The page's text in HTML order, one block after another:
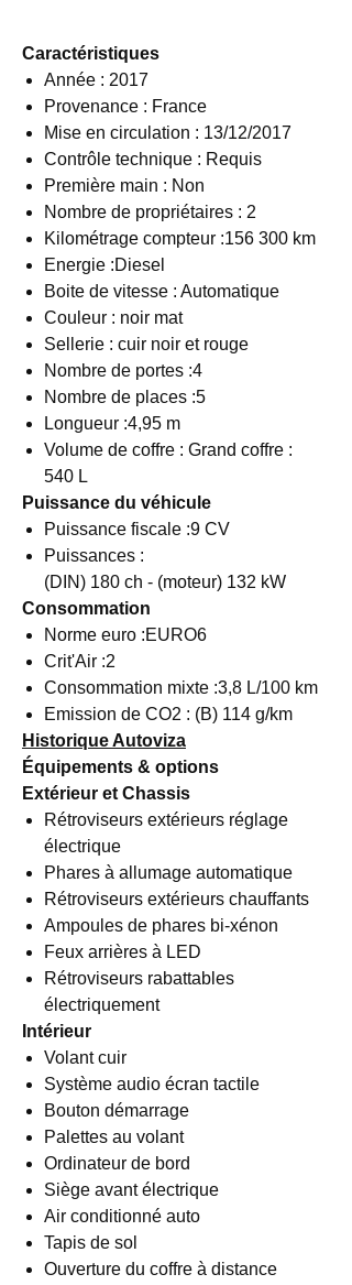
Caractéristiques
Année : 2017
Provenance : France
Mise en circulation : 13/12/2017
Contrôle technique : Requis
Première main : Non
Nombre de propriétaires : 2
Kilométrage compteur :156 300 km
Energie :Diesel
Boite de vitesse : Automatique
Couleur : noir mat
Sellerie : cuir noir et rouge
Nombre de portes :4
Nombre de places :5
Longueur :4,95 m
Volume de coffre : Grand coffre :
540 L
Puissance du véhicule
Puissance fiscale :9 CV
Puissances :
(DIN) 180 ch - (moteur) 132 kW
Consommation
Norme euro :EURO6
Crit'Air :2
Consommation mixte :3,8 L/100 km
Emission de CO2 : (B) 114 g/km
Historique Autoviza
Équipements & options
Extérieur et Chassis
Rétroviseurs extérieurs réglage
électrique
Phares à allumage automatique
Rétroviseurs extérieurs chauffants
Ampoules de phares bi-xénon
Feux arrières à LED
Rétroviseurs rabattables
électriquement
Intérieur
Volant cuir
Système audio écran tactile
Bouton démarrage
Palettes au volant
Ordinateur de bord
Siège avant électrique
Air conditionné auto
Tapis de sol
Ouverture du coffre à distance